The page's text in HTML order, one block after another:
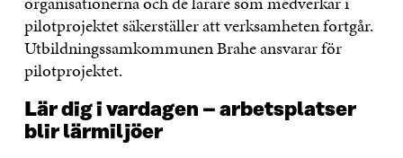
pilotprojektet säkerställer att verksamheten fortgår.
Utbildningssamkommunen Brahe ansvarar för
pilotprojektet.
Lär dig i vardagen – arbetsplatser
blir lärmiljöer